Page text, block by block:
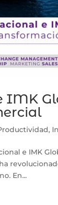
,
e IMK
En...